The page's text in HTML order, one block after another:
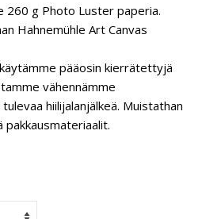
260 g Photo Luster paperia.
Hahnemühle Art Canvas
pääosin kierrätettyjä
vähennämme
hiilijalanjälkeä. Muistathan